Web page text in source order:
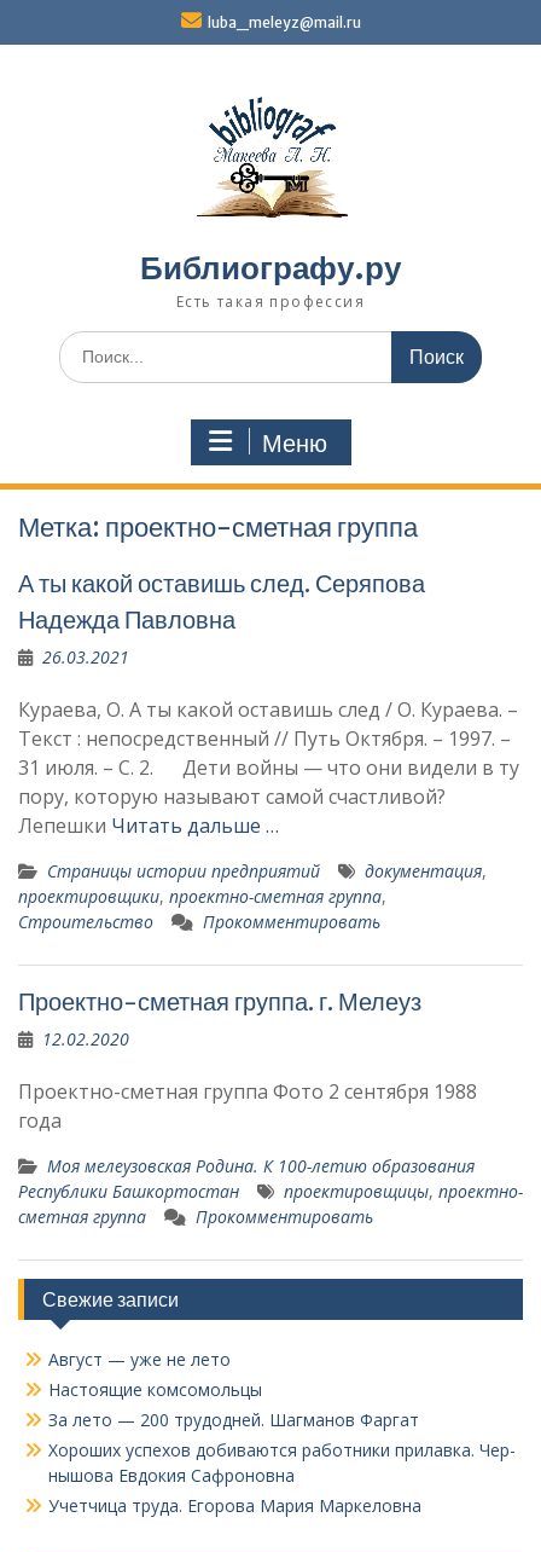
luba_meleyz@mail.ru
Библиографу.ру
Есть такая профессия
Поиск
по:
Меню
Метка: проектно-сметная группа
А ты какой оставишь след. Серяпова
Надежда Павловна
26.03.2021
Кураева, О. А ты какой оставишь след / О. Кураева. –
Текст : непосредственный // Путь Октября. – 1997. –
31 июля. – С. 2. Дети войны — что они видели в ту
пору, которую называют самой счас­тливой?
Лепешки Читать дальше …
Страницы истории предприятий документация,
проектировщики, проектно-сметная группа,
Строительство
Прокомментировать
Проектно-сметная группа. г. Мелеуз
12.02.2020
Проектно-сметная группа Фото 2 сентября 1988
года
Моя мелеузовская Родина. К 100-летию образования
Республики Башкортостан
проектировщицы, проектно-
сметная группа
Прокомментировать
Свежие записи
Август — уже не лето
Настоящие комсомольцы
За лето — 200 трудодней. Шагманов Фаргат
Хороших успехов добиваются работники прилавка. Чер­
нышова Евдокия Сафроновна
Учетчица труда. Его­рова Мария Маркеловна